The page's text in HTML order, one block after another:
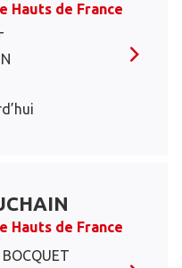
Hauts de France
Hauts de France